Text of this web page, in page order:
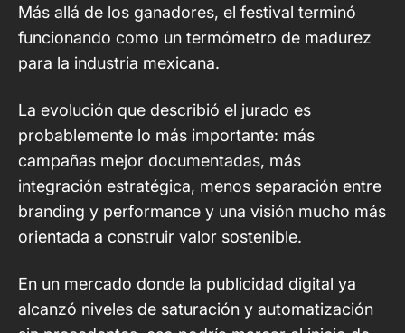
Más allá de los ganadores, el festival terminó
funcionando como un termómetro de madurez
para la industria mexicana.
La evolución que describió el jurado es
probablemente lo más importante: más
campañas mejor documentadas, más
integración estratégica, menos separación entre
branding y performance y una visión mucho más
orientada a construir valor sostenible.
En un mercado donde la publicidad digital ya
alcanzó niveles de saturación y automatización